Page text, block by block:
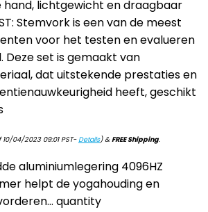
lichtgewicht en draagbaar
Stemvork is een van de meest
voor het testen en evalueren
Deze set is gemaakt van
dat uitstekende prestaties en
heeft, geschikt
04/2023 09:01 PST-Details)&FREE Shipping.
aluminiumlegering 4096HZ
helpt de yogahouding en
quantity